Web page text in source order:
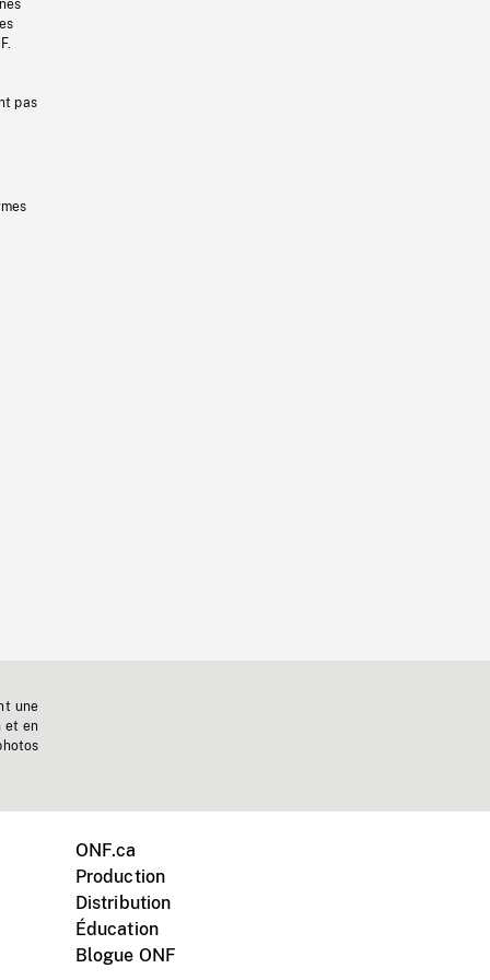
pas
une
et en
ONF.ca
Production
Distribution
Éducation
Blogue ONF